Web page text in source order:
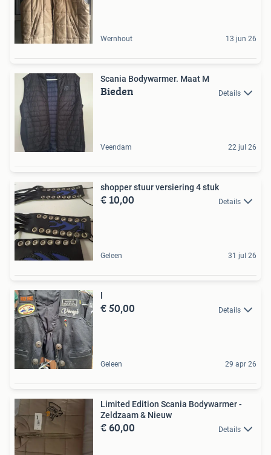
Wernhout 13 jun 26
Scania Bodywarmer. Maat M
Bieden Details
Veendam 22 jul 26
shopper stuur versiering 4 stuk
€ 10,00 Details
Geleen 31 jul 26
€ 50,00 Details
Geleen 29 apr 26
Limited Edition Scania Bodywarmer -
Zeldzaam & Nieuw
€ 60,00 Details